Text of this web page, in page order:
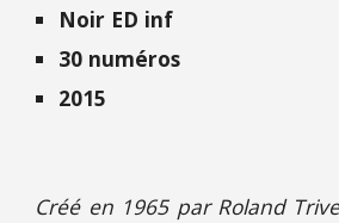
Noir ED inf
30 numéros
2015
Créé en 1965 par Roland